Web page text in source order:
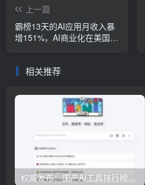
上一篇
霸榜13天的AI应用月收入暴
增151%，AI商业化在美国照
相关推荐
权威发布：国产AI工具排行榜TOP10，必备神器一览无余